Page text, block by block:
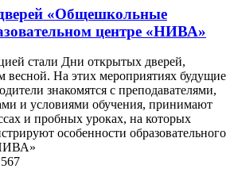
«Общешкольные
центре «НИВА»
стали Дни открытых дверей,
весной. На этих мероприятиях будущие
знакомятся с преподавателями,
и условиями обучения, принимают
и пробных уроках, на которых
особенности образовательного